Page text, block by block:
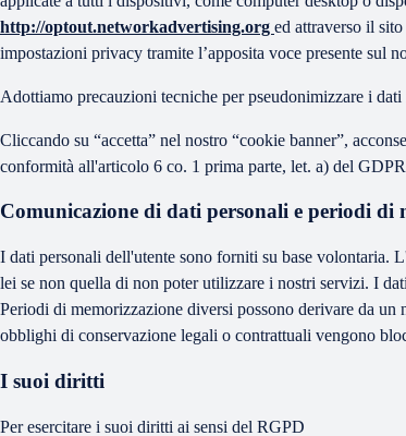
http://optout.networkadvertising.org ed attraverso il
impostazioni privacy tramite l’apposita voce presente sul
Adottiamo precauzioni tecniche per pseudonimizzare i
Cliccando su “accetta” nel nostro “cookie banner”,
conformità all'articolo 6 co. 1 prima parte, let. a) del
Comunicazione di dati personali e periodi di
I dati personali dell'utente sono forniti su base volontaria.
lei se non quella di non poter utilizzare i nostri servizi. I
Periodi di memorizzazione diversi possono derivare da un
obblighi di conservazione legali o contrattuali vengono
I suoi diritti
Per esercitare i suoi diritti ai sensi del RGPD